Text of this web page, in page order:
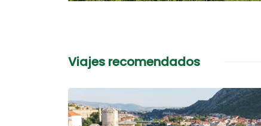
Viajes recomendados